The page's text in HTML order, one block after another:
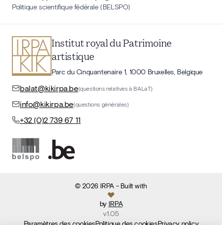
Politique scientifique fédérale (BELSPO)
Institut royal du Patrimoine
artistique
Parc du Cinquantenaire 1, 1000 Bruxelles, Belgique
balat@kikirpa.be(questions relatives à BALaT)
info@kikirpa.be(questions générales)
+32 (0)2 739 67 11
©2026 IRPA- Built with
by IRPA
v1.05